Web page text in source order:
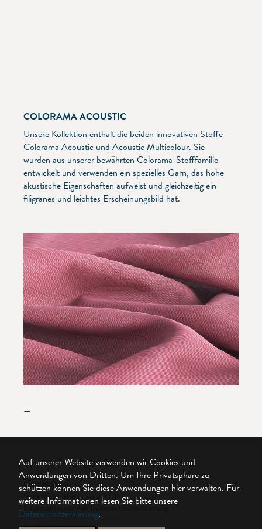
COLORAMA ACOUSTIC
Unsere Kollektion enthält die beiden innovativen Stoffe
Colorama Acoustic und Acoustic Multicolour. Sie
wurden aus unserer bewährten Colorama-Stofffamilie
entwickelt und verwenden ein spezielles Garn, das hohe
akustische Eigenschaften aufweist und gleichzeitig ein
filigranes und leichtes Erscheinungsbild hat.
—
© 2026 Silent Gliss
Rechtliche Hinweise / AGB
Informationen zur Datenschutzerklärung
Cookie Settings
Auf unserer Website verwenden wir Cookies und
Anwendungen von Dritten. Um Ihre Privatsphäre zu
schützen können Sie diese Anwendungen hier verwalten. Für
weitere Informationen lesen Sie bitte unsere
Datenschutzerklärung.